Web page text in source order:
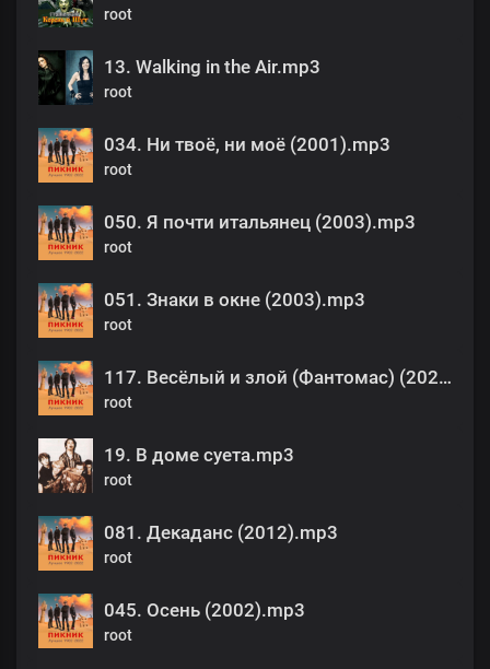
root
13. Walking in the Air.mp3
root
034. Ни твоё, ни моё (2001).mp3
root
050. Я почти итальянец (2003).mp3
root
051. Знаки в окне (2003).mp3
root
117. Весёлый и злой (Фантомас) (2022).mp3
root
19. В доме суета.mp3
root
081. Декаданс (2012).mp3
root
045. Осень (2002).mp3
root